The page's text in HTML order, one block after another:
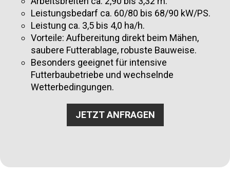
Leistungsbedarf ca. 60/80 bis 68/90 kW/PS.
Leistung ca. 3,5 bis 4,0 ha/h.
Vorteile: Aufbereitung direkt beim Mähen,
saubere Futterablage, robuste Bauweise.
Besonders geeignet für intensive
Futterbaubetriebe und wechselnde
Wetterbedingungen.
JETZT ANFRAGEN